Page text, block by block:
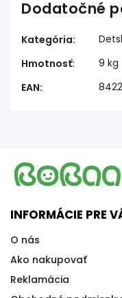
Dodatočné
Kategória:
Hmotnosť:
9 kg
EAN:
INFORMÁCIE PRE
O nás
Ako nakupovať
Reklamácia